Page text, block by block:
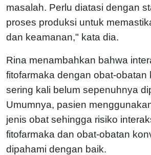
masalah. Perlu diatasi dengan
proses produksi untuk
dan keamanan," kata dia.
Rina menambahkan bahwa
fitofarmaka dengan obat-obatan
sering kali belum sepenuhnya
Umumnya, pasien
jenis obat sehingga risiko
fitofarmaka dan obat-obatan
dipahami dengan baik.